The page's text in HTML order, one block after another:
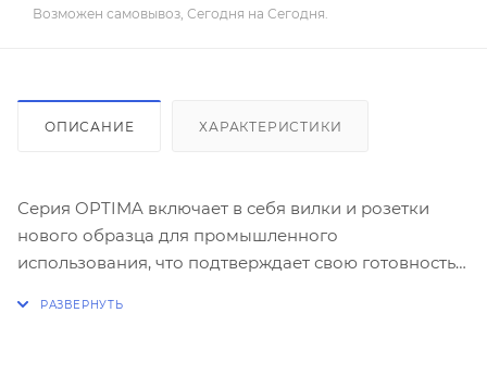
Возможен самовывоз, Сегодня на Сегодня.
ОПИСАНИЕ ХАРАКТЕРИСТИКИ
Серия OPTIMA включает в себя вилки и розетки
нового образца для промышленного
использования, что подтверждает свою готовность к